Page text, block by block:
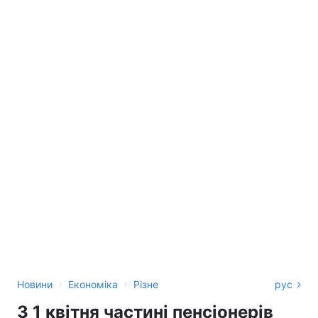
Новини › Економіка › Різне рус
З 1 квітня частині пенсіонерів